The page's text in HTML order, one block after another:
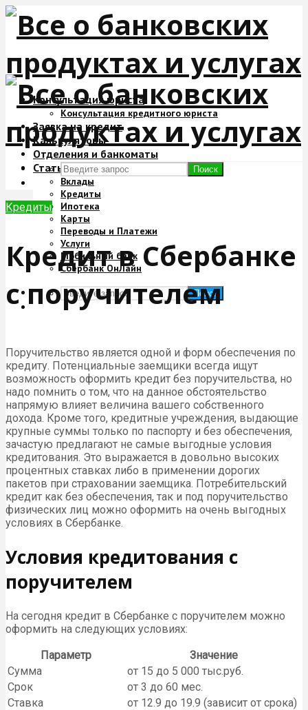
Консультация юриста
Консультация кредитного юриста
Заявка на кредит
Калькуляторы
Отделения и банкоматы
Статьи
Вклады
Кредиты
Ипотека
Карты
Переводы и Платежи
Услуги
Мобильный банк
Сбербанк ОнЛайн
Поиск
Поиск
Кредиты
Кредит в Сбербанке
с поручителем
Поручительство является одной и форм обеспечения по
кредиту. Потенциальные заемщики всегда ищут
возможность оформить кредит без поручительства, но
надо помнить о том, что на данное обстоятельство
напрямую влияет величина вашего собственного
дохода. Кроме того, кредитные учреждения, выдающие
крупные суммы только по паспорту и без обеспечения,
зачастую предлагают не самые выгодные условия
кредитования. Это выражается в довольно высоких
процентных ставках либо в применении дорогих
пакетов при страховании заемщика. Потребительский
кредит как без обеспечения, так и под поручительство
физических лиц можно оформить на очень выгодных
условиях в Сбербанке.
Условия кредитования с
поручителем
На сегодня кредит в Сбербанке с поручителем можно
оформить на следующих условиях:
Параметр
Значение
Сумма
от 15 до 5 000 тыс.руб.
Срок
от 3 до 60 мес.
Ставка
от 12.9 до 19.9 (зависит от срока)